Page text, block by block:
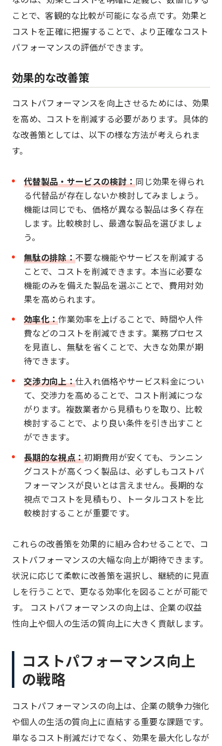
ことで、客観的な比較が可能になる点です。効果と
コストを正確に把握することで、より正確なコスト
パフォーマンスの評価ができます。
効果的な改善策
コストパフォーマンスを向上させるためには、効果
を高め、コストを削減する必要があります。具体的
な改善策としては、以下の様な方法が考えられま
す。
代替製品・サービスの検討：同じ効果を得られ
る代替品が存在しないか検討してみましょう。
機能は同じでも、価格が異なる製品は多く存在
します。比較検討し、最適な製品を選びましょ
う。
無駄の排除：不要な機能やサービスを削減する
ことで、コストを削減できます。本当に必要な
機能のみを備えた製品を選ぶことで、費用対効
果を高められます。
効率化：作業効率を上げることで、時間や人件
費などのコストを削減できます。業務プロセス
を見直し、無駄を省くことで、大きな効果が期
待できます。
交渉力向上：仕入れ価格やサービス料金につい
て、交渉力を高めることで、コスト削減につな
がります。複数業者から見積もりを取り、比較
検討することで、より良い条件を引き出すこと
ができます。
長期的な視点：初期費用が安くても、ランニン
グコストが高くつく製品は、必ずしもコストパ
フォーマンスが良いとは言えません。長期的な
視点でコストを見積もり、トータルコストを比
較検討することが重要です。
これらの改善策を効果的に組み合わせることで、コ
ストパフォーマンスの大幅な向上が期待できます。
状況に応じて柔軟に改善策を選択し、継続的に見直
しを行うことで、更なる効率化を図ることが可能で
す。 コストパフォーマンスの向上は、企業の収益
性向上や個人の生活の質向上に大きく貢献します。
コストパフォーマンス向上
の戦略
コストパフォーマンスの向上は、企業の競争力強化
や個人の生活の質向上に直結する重要な課題です。
単なるコスト削減だけでなく、効果を最大化しなが